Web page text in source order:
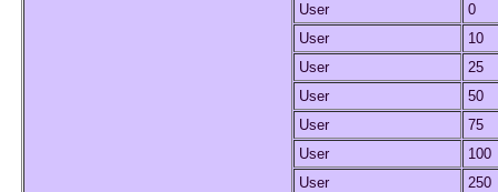
User
0
User
10
User
25
User
50
User
75
User
100
User
250